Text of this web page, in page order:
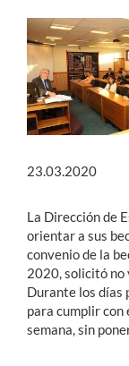
Académicos
Funcionarios
Alumni
English
23.03.2020
La Dirección de
orientar a sus
convenio de la
2020, solicitó
Durante los días
para cumplir con
semana, sin